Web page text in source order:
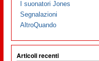
I suonatori Jones
Segnalazioni
AltroQuando
Articoli recenti